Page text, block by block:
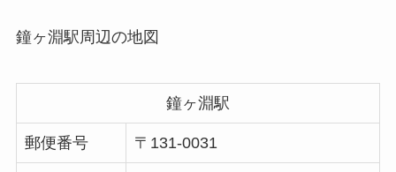
鐘ヶ淵駅周辺の地図
鐘ヶ淵駅
郵便番号 〒131-0031